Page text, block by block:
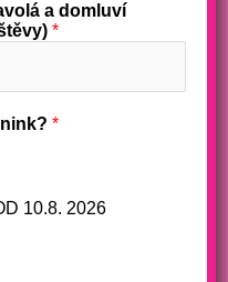
a domluví
*
*
10.8. 2026